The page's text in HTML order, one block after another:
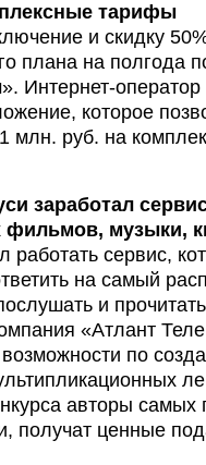
тарифы
и скидку
плана на полгода
Интернет-
которое
млн. руб. на
заработал
музыки,
работать сервис,
на самый
и
«Атлант
по
авторы
получат ценные